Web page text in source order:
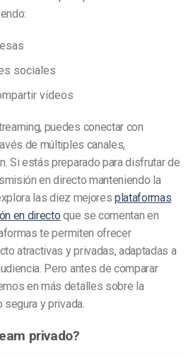
sociales
vídeos
puedes conectar con
de múltiples canales,
Si estás preparado para disfrutar de
en directo manteniendo la
las diez mejores plataformas
en directo que se comentan en
te permiten ofrecer
atractivas y privadas, adaptadas a
Pero antes de comparar
en más detalles sobre la
y privada.
privado?